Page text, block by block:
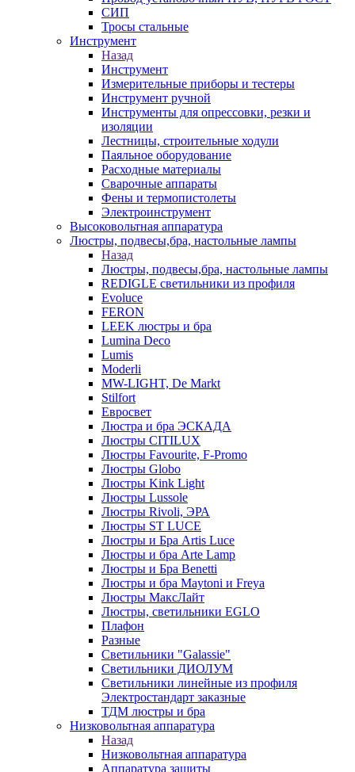
СИП
Тросы стальные
Инструмент
Назад
Инструмент
Измерительные приборы и тестеры
Инструмент ручной
Инструменты для опрессовки, резки и
изоляции
Лестницы, строительные ходули
Паяльное оборудование
Расходные материалы
Сварочные аппараты
Фены и термопистолеты
Электроинструмент
Высоковольтная аппаратура
Люстры, подвесы,бра, настольные лампы
Назад
Люстры, подвесы,бра, настольные лампы
REDIGLE светильники из профиля
Evoluce
FERON
LEEK люстры и бра
Lumina Deco
Lumis
Moderli
MW-LIGHT, De Markt
Stilfort
Евросвет
Люстра и бра ЭСКАДА
Люстры CITILUX
Люстры Favourite, F-Promo
Люстры Globo
Люстры Kink Light
Люстры Lussole
Люстры Rivoli, ЭРА
Люстры ST LUCE
Люстры и Бра Artis Luce
Люстры и бра Arte Lamp
Люстры и Бра Benetti
Люстры и бра Maytoni и Freya
Люстры МаксЛайт
Люстры, светильники EGLO
Плафон
Разные
Светильники "Galassie"
Светильники ДИОЛУМ
Светильники линейные из профиля
Электростандарт заказные
ТДМ люстры и бра
Низковольтная аппаратура
Назад
Низковольтная аппаратура
Аппаратура защиты